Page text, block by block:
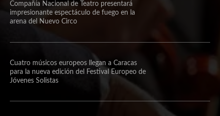
Compañía Nacional de Teatro presentará
impresionante espectáculo de fuego en la
arena del Nuevo Circo
Cuatro músicos europeos llegan a Caracas
para la nueva edición del Festival Europeo de
Jóvenes Solistas